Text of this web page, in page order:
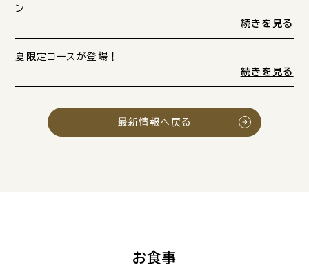
ン
続きを見る
夏限定コースが登場！
続きを見る
最新情報へ戻る
お食事